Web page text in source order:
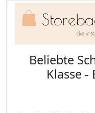
Beliebte
Klasse -